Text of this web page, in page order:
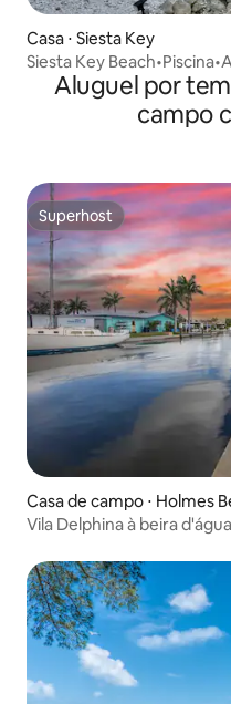
Casa ⋅ Siesta Key
Siesta Key
estimação
Aluguel por
campo
Superhost
Superhost
Casa de campo ⋅ Holmes
Vila Delphina à beira d'água